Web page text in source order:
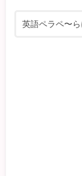
英語ペラペ〜